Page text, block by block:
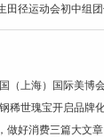
做好消费三篇大文章